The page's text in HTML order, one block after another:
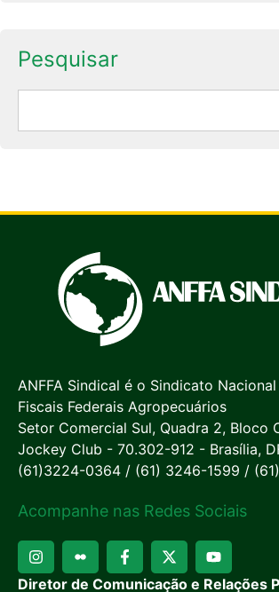
Pesquisar
ANFFA Sindical é o Sindicato
Fiscais Federais Agropecuários
Setor Comercial Sul, Quadra 2, Bloco
Jockey Club - 70.302-912 - Brasília,
(61)3224-0364 / (61) 3246-1599 /
Acompanhe nas Redes Sociais
Diretor de Comunicação e Relações